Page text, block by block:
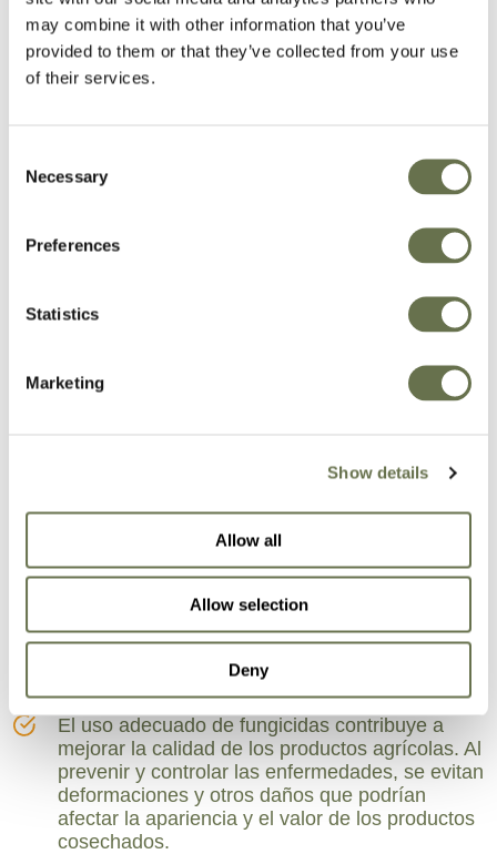
may combine it with other information that you’ve
provided to them or that they’ve collected from your use
of their services.
Selection
Necessary
Preferences
Statistics
Marketing
Show details
Allow all
Allow selection
Deny
Fungicidas diseñados
fortalecer sus plantas,
garantizando cosechas
sanas y productivas.
Las enfermedades fúngicas pueden causar
daños significativos a los cultivos, reduciendo
enfermedades, minimizando las pérdidas y
Los fungicidas no solo ayudan a controlar las
enfermedades fúngicas existentes. Al aplicarlos
de manera preventiva, puedes evitar que los
en sus cultivos, protegiendo así su salud desde
las etapas iniciales.
El uso adecuado de fungicidas contribuye a
mejorar la calidad de los productos agrícolas. Al
prevenir y controlar las enfermedades, se evitan
deformaciones y otros daños que podrían
afectar la apariencia y el valor de los productos
cosechados.